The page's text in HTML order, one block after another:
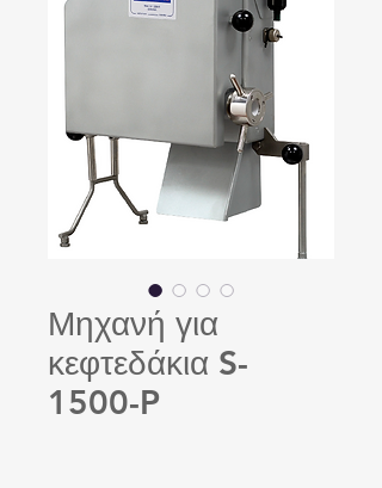
Μηχανή για
κεφτεδάκια S-
1500-P